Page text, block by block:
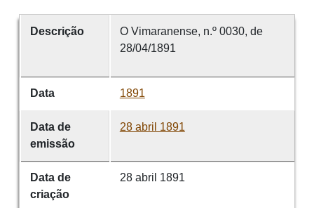
Descrição
O Vimaranense, n.º 0030, de
28/04/1891
Data 1891
Data de
emissão
28 abril 1891
Data de
criação
28 abril 1891